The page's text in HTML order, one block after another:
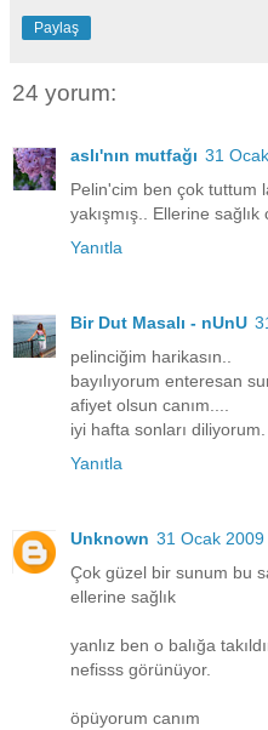
Paylaş
24 yorum:
aslı'nın mutfağı 31
Pelin'cim ben çok tuttum
yakışmış.. Ellerine sağlık
Yanıtla
Bir Dut Masalı - nUnU
pelinciğim harikasın..
bayılıyorum enteresan
afiyet olsun canım....
iyi hafta sonları diliyorum.
Yanıtla
Unknown 31 Ocak
Çok güzel bir sunum bu
ellerine sağlık
yanlız ben o balığa
nefisss görünüyor.
öpüyorum canım